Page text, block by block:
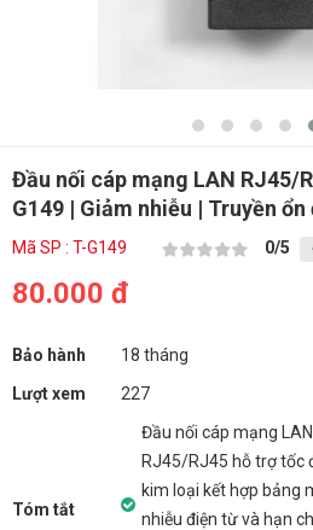
Đầu nối cáp mạng LAN RJ45/
G149 | Giảm nhiễu | Truyền ổn
Mã SP : T-G149 0/5
80.000 đ
Bảo hành
18 tháng
Lượt xem
227
Tóm tắt
Đầu nối cáp mạng
RJ45/RJ45 hỗ trợ tốc
kim loại kết hợp bảng
nhiễu điện từ và hạn